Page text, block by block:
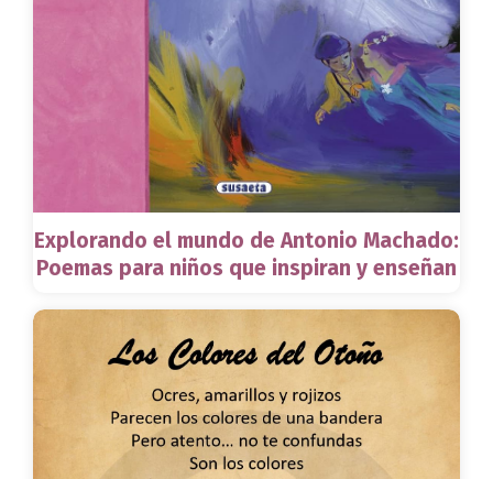
Explorando el mundo de Antonio Machado:
Poemas para niños que inspiran y enseñan